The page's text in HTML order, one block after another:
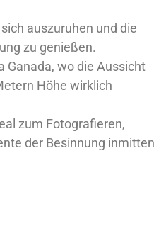
auszuruhen und die
zu genießen.
Ganada, wo die Aussicht
Höhe wirklich
zum Fotografieren,
der Besinnung inmitten